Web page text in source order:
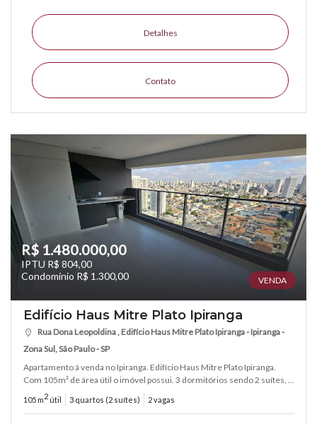
Detalhes
Contato
R$ 1.480.000,00
IPTU R$ 804,00
Condomínio R$ 1.300,00
VENDA
Edifício Haus Mitre Plato Ipiranga
Rua Dona Leopoldina , Edifício Haus Mitre Plato Ipiranga - Ipiranga -
Zona Sul, São Paulo - SP
Apartamento á venda no Ipiranga. Edifício Haus Mitre Plato Ipiranga.
Com 105m² de área útil o imóvel possui. 3 dormitórios sendo 2 suítes, ...
105 m2 útil 3 quartos (2 suítes) 2 vagas